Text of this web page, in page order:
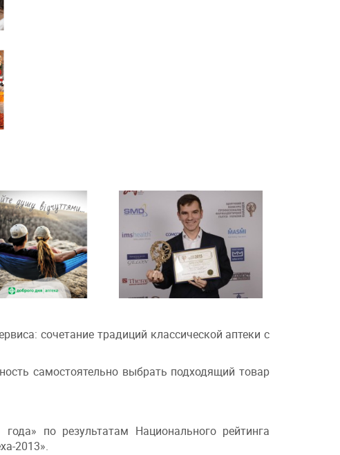
сочетание традиций классической аптеки с
самостоятельно выбрать подходящий товар
по результатам Национального рейтинга
2013».